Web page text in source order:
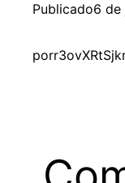
Publicado6 de
por